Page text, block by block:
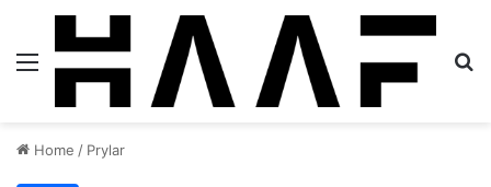
Home / Prylar